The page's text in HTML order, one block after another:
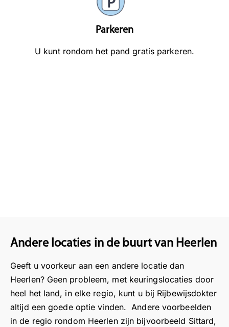
Parkeren
U kunt rondom het pand gratis parkeren.
Andere locaties in de buurt van Heerlen
Geeft u voorkeur aan een andere locatie dan
Heerlen? Geen probleem, met keuringslocaties door
heel het land, in elke regio, kunt u bij Rijbewijsdokter
altijd een goede optie vinden. Andere voorbeelden
in de regio rondom Heerlen zijn bijvoorbeeld Sittard,